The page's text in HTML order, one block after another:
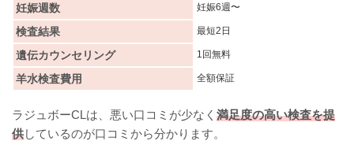
妊娠週数 妊娠6週〜
検査結果 最短2日
遺伝カウンセリング 1回無料
羊水検査費用 全額保証
ラジュボーCLは、悪い口コミが少なく 満足度の高い検査を提
供しているのが口コミから分かります。